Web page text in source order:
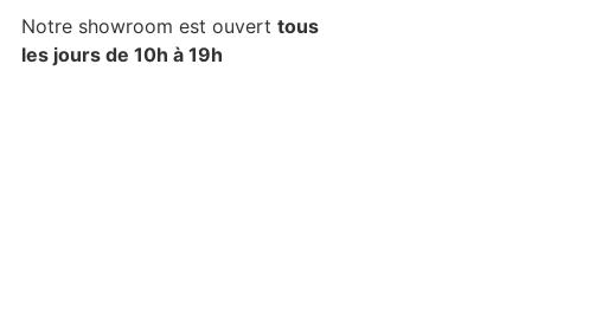
Notre showroom est ouvert tous
les jours de 10h à 19h